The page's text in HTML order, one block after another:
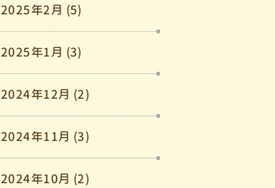
2025年2月 (5)
2025年1月 (3)
2024年12月 (2)
2024年11月 (3)
2024年10月 (2)